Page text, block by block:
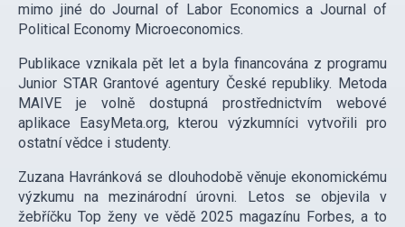
mimo jiné do Journal of Labor Economics a Journal of
Political Economy Microeconomics.
Publikace vznikala pět let a byla financována z programu
Junior STAR Grantové agentury České republiky. Metoda
MAIVE je volně dostupná prostřednictvím webové
aplikace EasyMeta.org, kterou výzkumníci vytvořili pro
ostatní vědce i studenty.
Zuzana Havránková se dlouhodobě věnuje ekonomickému
výzkumu na mezinárodní úrovni. Letos se objevila v
žebříčku Top ženy ve vědě 2025 magazínu Forbes, a to